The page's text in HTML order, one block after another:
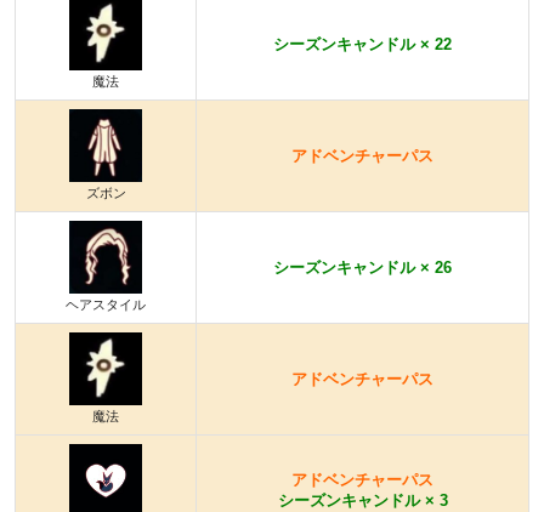
魔法
シーズンキャンドル × 22
ズボン
アドベンチャーパス
ヘアスタイル
シーズンキャンドル × 26
魔法
アドベンチャーパス
アドベンチャーパス
シーズンキャンドル × 3